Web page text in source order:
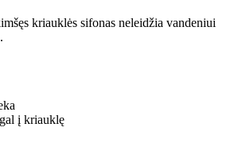
kriauklės sifonas neleidžia vandeniui
į kriauklę